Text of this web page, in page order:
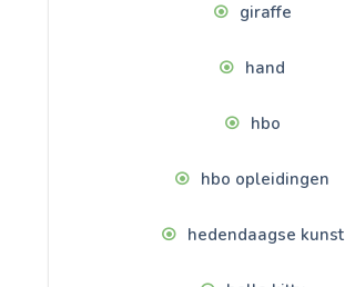
giraffe
hand
hbo
hbo opleidingen
hedendaagse kunst